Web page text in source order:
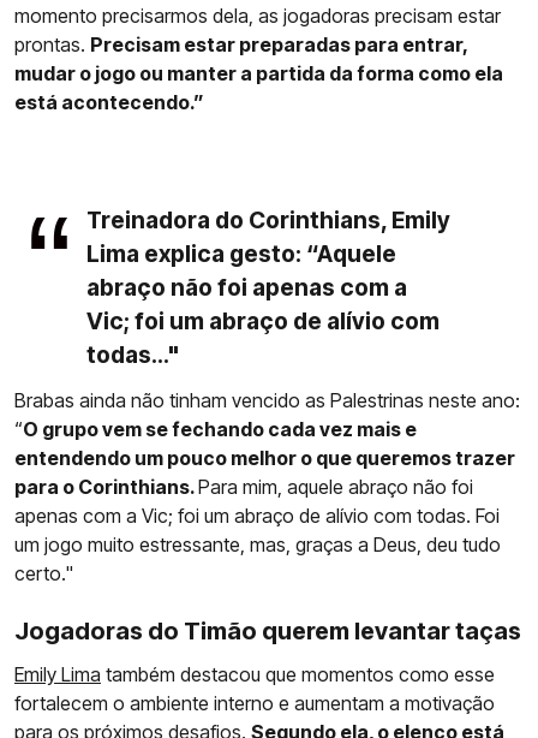
momento precisarmos dela, as jogadoras precisam estar
prontas. Precisam estar preparadas para entrar,
mudar o jogo ou manter a partida da forma como ela
está acontecendo.”
Treinadora do Corinthians, Emily
Lima explica gesto: “Aquele
abraço não foi apenas com a
Vic; foi um abraço de alívio com
todas..."
Brabas ainda não tinham vencido as Palestrinas neste ano:
“O grupo vem se fechando cada vez mais e
entendendo um pouco melhor o que queremos trazer
para o Corinthians.Para mim, aquele abraço não foi
apenas com a Vic; foi um abraço de alívio com todas. Foi
um jogo muito estressante, mas, graças a Deus, deu tudo
certo."
Jogadoras do Timão querem levantar taças
Emily Lima também destacou que momentos como esse
fortalecem o ambiente interno e aumentam a motivação
para os próximos desafios. Segundo ela, o elenco está